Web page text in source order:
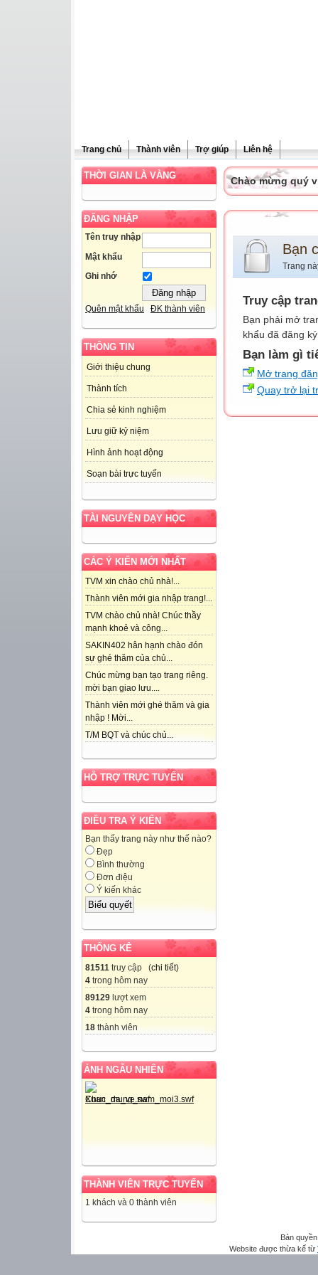
Trang chủ Thành viên Trợ giúp Liên hệ
THỜI GIAN LÀ VÀNG
ĐĂNG NHẬP
Tên truy nhập
Mật khẩu
Ghi nhớ
Quên mật khẩu ĐK thành viên
THÔNG TIN
Giới thiệu chung
Thành tích
Chia sẻ kinh nghiệm
Lưu giữ kỷ niệm
Hình ảnh hoạt động
Soạn bài trực tuyến
TÀI NGUYÊN DẠY HỌC
CÁC Ý KIẾN MỚI NHẤT
TVM xin chào chủ nhà!...
Thành viên mới gia nhập trang!...
TVM chào chủ nhà! Chúc thầy
mạnh khoẻ và công...
SAKIN402 hân hạnh chào đón
sự ghé thăm của chủ...
Chúc mừng bạn tạo trang riêng.
mời bạn giao lưu....
Thành viên mới ghé thăm và gia
nhập ! Mời...
T/M BQT và chúc chủ...
HỖ TRỢ TRỰC TUYẾN
ĐIỀU TRA Ý KIẾN
Bạn thấy trang này như thế nào?
Đẹp
Bình thường
Đơn điệu
Ý kiến khác
THỐNG KÊ
81511 truy cập (chi tiết)
4 trong hôm nay
89129 lượt xem
4 trong hôm nay
18 thành viên
ẢNH NGẪU NHIÊN
THÀNH VIÊN TRỰC TUYẾN
1 khách và 0 thành viên
Chào mừng quý
Bạn
Trang
Truy cập
Bạn phải mở
khẩu đã đăng
Bạn làm gì
Mở trang
Quay trở lại
Bản
Website được thừa kế từ